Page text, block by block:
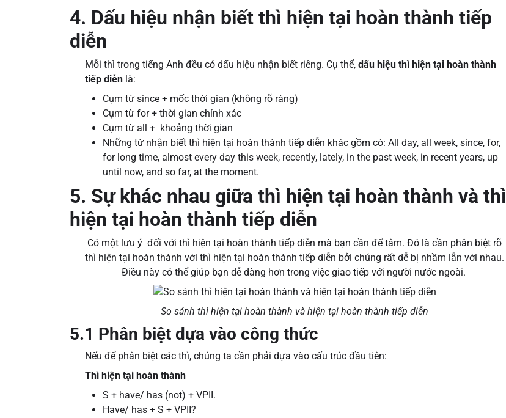
4. Dấu hiệu nhận biết thì hiện tại hoàn thành tiếp
diễn
Mỗi thì trong tiếng Anh đều có dấu hiệu nhận biết riêng. Cụ thể, dấu hiệu thì hiện tại hoàn thành
tiếp diễn là:
Cụm từ since + mốc thời gian (không rõ ràng)
Cụm từ for + thời gian chính xác
Cụm từ all + khoảng thời gian
Những từ nhận biết thì hiện tại hoàn thành tiếp diễn khác gồm có: All day, all week, since, for,
for long time, almost every day this week, recently, lately, in the past week, in recent years, up
until now, and so far, at the moment.
5. Sự khác nhau giữa thì hiện tại hoàn thành và thì
hiện tại hoàn thành tiếp diễn
Có một lưu ý đối với thì hiện tại hoàn thành tiếp diễn mà bạn cần để tâm. Đó là cần phân biệt rõ
thì hiện tại hoàn thành với thì hiện tại hoàn thành tiếp diễn bởi chúng rất dễ bị nhầm lẫn với nhau.
Điều này có thể giúp bạn dễ dàng hơn trong việc giao tiếp với người nước ngoài.
So sánh thì hiện tại hoàn thành và hiện tại hoàn thành tiếp diễn
5.1 Phân biệt dựa vào công thức
Nếu để phân biệt các thì, chúng ta cần phải dựa vào cấu trúc đầu tiên:
Thì hiện tại hoàn thành
S + have/ has (not) + VPII.
Have/ has + S + VPII?